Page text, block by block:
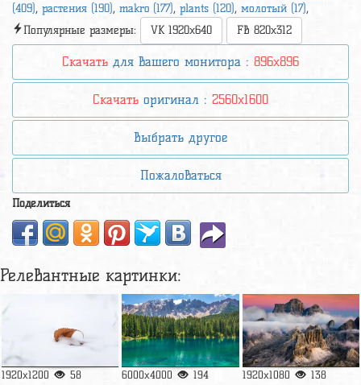
(409), растения (190), makro (177), plants (120), молотый (17),
Популярные размеры:
VK 1920x640 FB 820x312
Скачать для вашего монитора : 896x896
Скачать оригинал : 2560x1600
Выбрать другое
Пожаловаться
Поделиться
Релевантные картинки:
1920x1200 58 6000x4000 194 1920x1080 138